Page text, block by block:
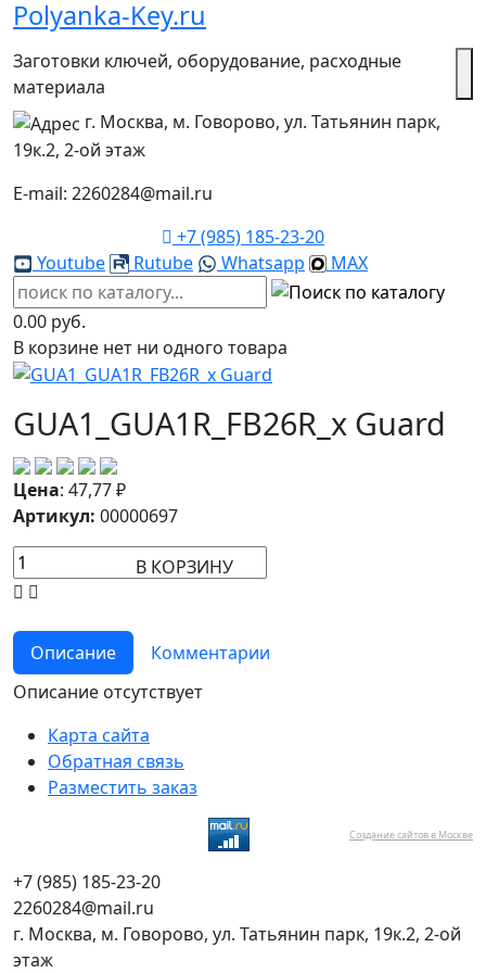
Polyanka-Key.ru
Заготовки ключей, оборудование, расходные
материала
г. Москва, м. Говорово, ул. Татьянин парк,
19к.2, 2-ой этаж
E-mail: 2260284@mail.ru
+7 (985) 185-23-20
Youtube
Rutube Whatsapp MAX
0.00 руб.
В корзине нет ни одного товара
GUA1_GUA1R_FB26R_x Guard
Цена: 47,77₽
Артикул: 00000697
В КОРЗИНУ
Описание
Комментарии
Описание отсутствует
Карта сайта
Обратная связь
Разместить заказ
Создание сайтов в Москве
+7 (985) 185-23-20
2260284@mail.ru
г. Москва, м. Говорово, ул. Татьянин парк, 19к.2, 2-ой
этаж